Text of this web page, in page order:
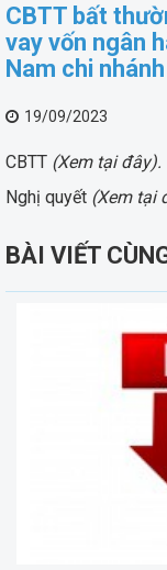
CBTT bất
vay vốn ngân
Nam chi
19/09/2023
CBTT (Xem tại đây).
Nghị quyết (Xem tại
BÀI VIẾT